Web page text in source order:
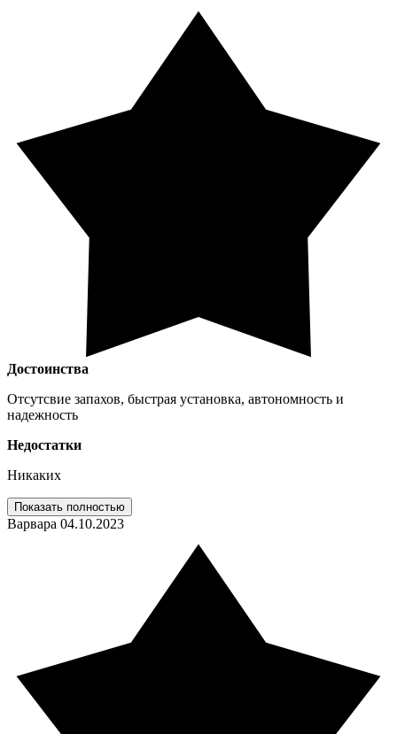
Достоинства
Отсутсвие запахов, быстрая установка, автономность и
надежность
Недостатки
Никаких
Показать полностью
Варвара 04.10.2023